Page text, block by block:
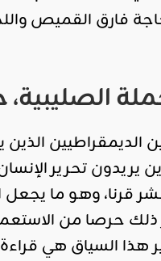
فارق القميص
الذين
يريدون تحرير
قرنا، وهو ما
حرصا من
هذا السياق هي